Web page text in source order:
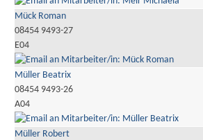
Mück Roman
08454 9493-27
E04
Müller Beatrix
08454 9493-26
A04
Müller Robert